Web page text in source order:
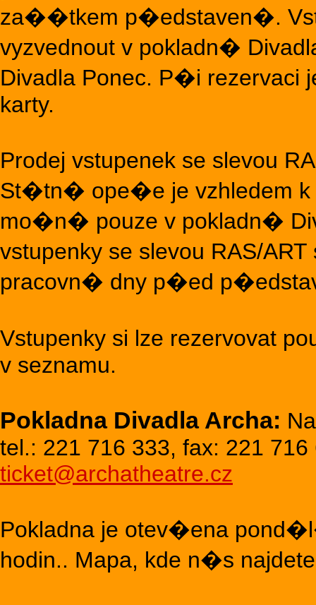
za��tkem p�edstaven�.
vyzvednout v pokladn�
Divadla Ponec. P�i
karty.
Prodej vstupenek se slevou
St�tn� ope�e je vzhledem
mo�n� pouze v pokladn�
vstupenky se slevou RAS/
pracovn� dny p�ed
Vstupenky si lze rezervovat
v seznamu.
Pokladna Divadla Archa:
tel.: 221 716 333, fax: 221 716
ticket@archatheatre.cz
Pokladna je otev�ena
hodin.. Mapa, kde n�s